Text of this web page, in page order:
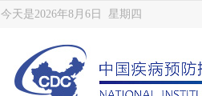
今天是2026年8月6日 星期四